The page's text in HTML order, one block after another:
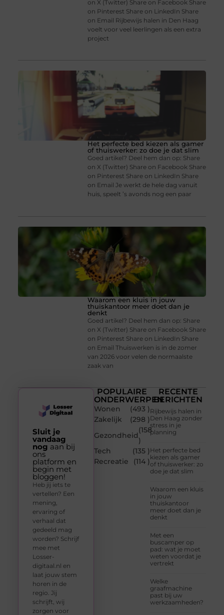
on X (Twitter) Share on Facebook Share
on Pinterest Share on LinkedIn Share
on Email Rijbewijs halen in Den Haag
voelt voor veel leerlingen als een extra
project
Het perfecte bed kiezen als gamer
of thuiswerker: zo doe je dat slim
Goed artikel? Deel hem dan op: Share
on X (Twitter) Share on Facebook Share
on Pinterest Share on LinkedIn Share
on Email Je werkt de hele dag vanuit
huis, speelt ’s avonds nog een paar
Waarom een kluis in jouw
thuiskantoor meer doet dan je
denkt
Goed artikel? Deel hem dan op: Share
on X (Twitter) Share on Facebook Share
on Pinterest Share on LinkedIn Share
on Email Thuiswerken is in de zomer
van 2026 voor velen de normaalste
zaak van
POPULAIRE
ONDERWERPEN
Wonen
(493 )
Zakelijk
(298 )
Gezondheid
(158
)
Tech
(135 )
Recreatie
(114 )
RECENTE
BERICHTEN
Rijbewijs halen in
Den Haag zonder
stress in je
planning
Het perfecte bed
kiezen als gamer
of thuiswerker: zo
doe je dat slim
Waarom een kluis
in jouw
thuiskantoor
meer doet dan je
denkt
Met een
buscamper op
pad: wat je moet
weten voordat je
vertrekt
Welke
graafmachine
past bij uw
werkzaamheden?
Sluit je
vandaag
nog aan bij
ons
platform en
begin met
bloggen!
Heb jij iets te
vertellen? Een
mening,
ervaring of
verhaal dat
gedeeld mag
worden? Schrijf
mee met
Losser-
digitaal.nl en
laat jouw stem
horen in de
regio. Jij
schrijft, wij
zorgen voor